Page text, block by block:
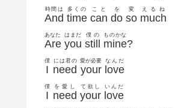
And
時間は
time
多くの
can
こと
do
を
so
変
much
えるね
Are
あなた
you
はまだ
still
僕の
mine
ものかな
?
I
僕
need
には君の
your
愛が必要
love
なんだ
I
僕
need
を愛し
your
て欲し
love
いんだ